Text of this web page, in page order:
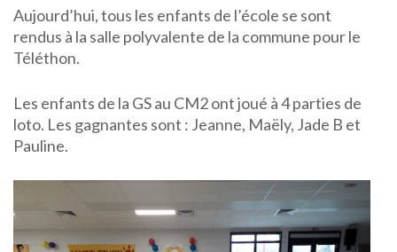
Aujourd’hui, tous les enfants de l’école se sont
rendus à la salle polyvalente de la commune pour le
Téléthon.
Les enfants de la GS au CM2 ont joué à 4 parties de
loto. Les gagnantes sont : Jeanne, Maëly, Jade B et
Pauline.